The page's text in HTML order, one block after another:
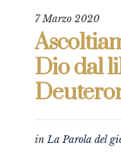
7 Marzo 2020
Dio dal
inLa Parola del